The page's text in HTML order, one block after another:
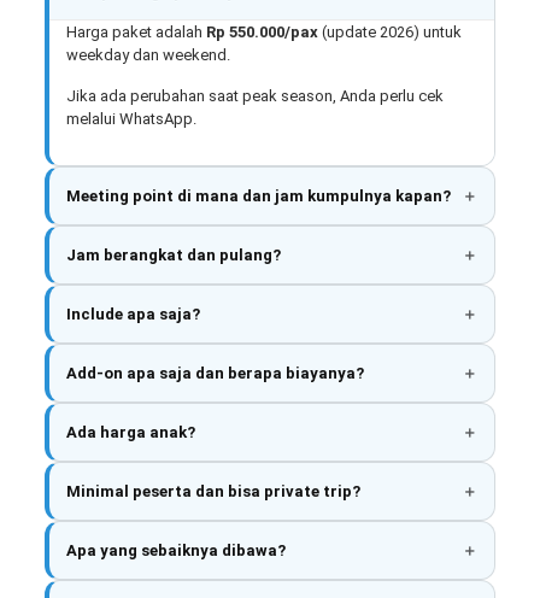
Harga paket adalah Rp 550.000/pax(update 2026) untuk
weekday dan weekend.
Jika ada perubahan saat peak season, Anda perlu cek
melalui WhatsApp.
Meeting point di mana dan jam kumpulnya kapan?
Jam berangkat dan pulang?
Include apa saja?
Add-on apa saja dan berapa biayanya?
Ada harga anak?
Minimal peserta dan bisa private trip?
Apa yang sebaiknya dibawa?